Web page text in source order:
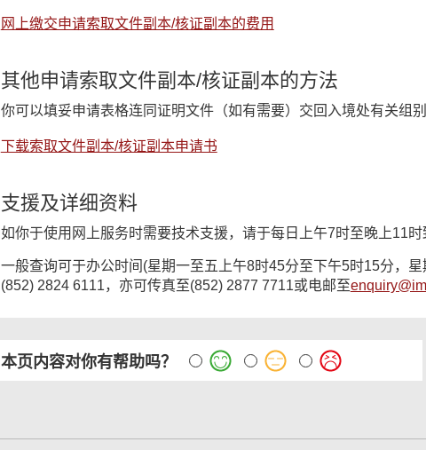
网上缴交申请索取文件副本/核证副本的费用
其他申请索取文件副本/核证副本的方法
你可以填妥申请表格连同证明文件（如有需要）交回入境处有关组别
下载索取文件副本/核证副本申请书
支援及详细资料
如你于使用网上服务时需要技术支援，请于每日上午7时至晚上11
一般查询可于办公时间(星期一至五上午8时45分至下午5时15分，
(852) 2824 6111，亦可传真至(852) 2877 7711或电邮至
本页内容对你有帮助吗？